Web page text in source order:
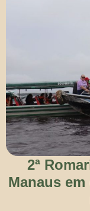
2ª
Manaus